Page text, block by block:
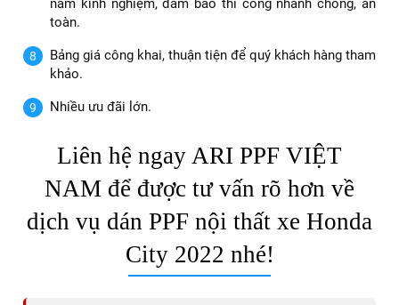
năm kinh nghiệm, đảm bảo thi công nhanh chóng, an
toàn.
Bảng giá công khai, thuận tiện để quý khách hàng tham
khảo.
Nhiều ưu đãi lớn.
Liên hệ ngay ARI PPF VIỆT
NAM để được tư vấn rõ hơn về
dịch vụ dán PPF nội thất xe Honda
City 2022 nhé!